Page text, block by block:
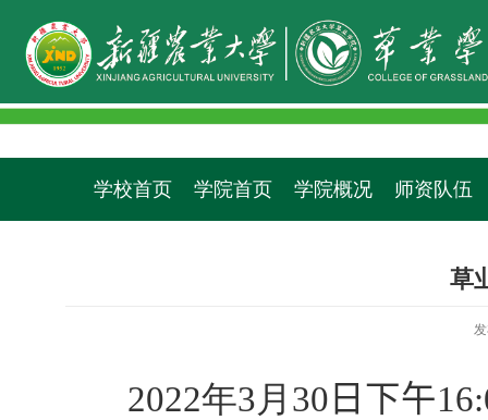
学校首页 学院首页 学院概况 师资队伍
草
2022年3月 30 日 下午16: